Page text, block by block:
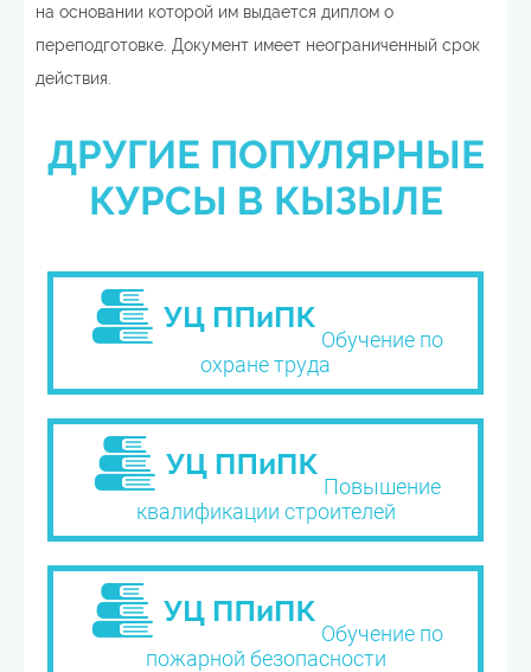
на основании которой им выдается диплом о
переподготовке. Документ имеет неограниченный срок
действия.
ДРУГИЕ ПОПУЛЯРНЫЕ
КУРСЫ В КЫЗЫЛЕ
Обучение по
охране труда
Повышение
квалификации строителей
Обучение по
пожарной безопасности